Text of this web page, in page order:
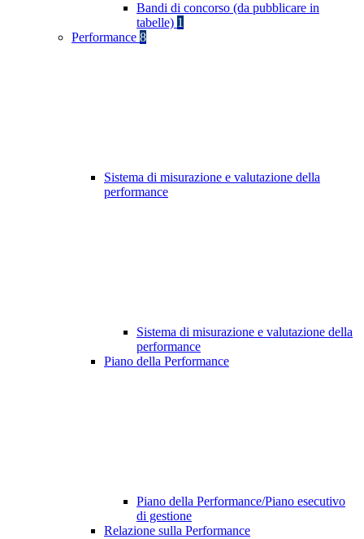
Bandi di concorso (da pubblicare in
tabelle) 1
Performance 8
Sistema di misurazione e valutazione della
performance
Sistema di misurazione e valutazione della
performance
Piano della Performance
Piano della Performance/Piano esecutivo
di gestione
Relazione sulla Performance